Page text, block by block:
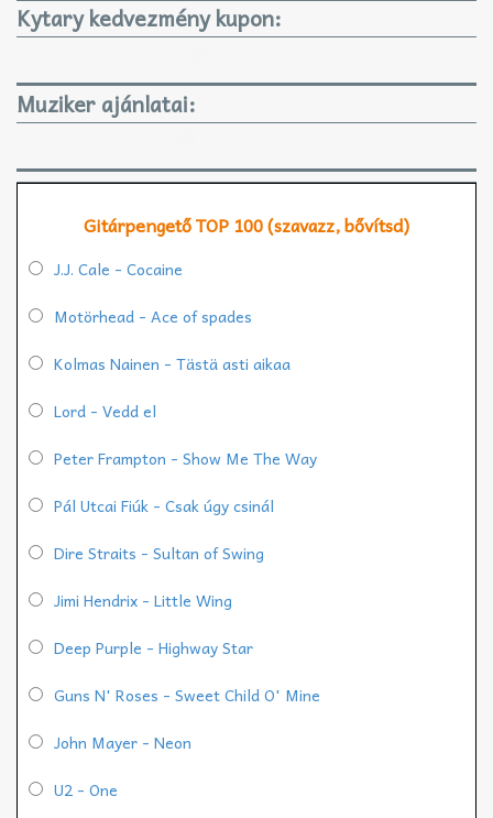
Kytary kedvezmény kupon:
Muziker ajánlatai:
Gitárpengető TOP 100 (szavazz, bővítsd)
J.J. Cale - Cocaine
Motörhead - Ace of spades
Kolmas Nainen - Tästä asti aikaa
Lord - Vedd el
Peter Frampton - Show Me The Way
Pál Utcai Fiúk - Csak úgy csinál
Dire Straits - Sultan of Swing
Jimi Hendrix - Little Wing
Deep Purple - Highway Star
Guns N' Roses - Sweet Child O' Mine
John Mayer - Neon
U2 - One